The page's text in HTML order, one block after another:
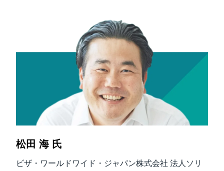
松田 海 氏
ビザ・ワールドワイド・ジャパン株式会社 法人ソリ